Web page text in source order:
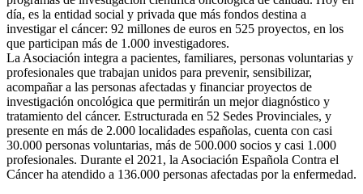
día, es la entidad social y privada que más fondos destina a
investigar el cáncer: 92 millones de euros en 525 proyectos, en los
que participan más de 1.000 investigadores.
La Asociación integra a pacientes, familiares, personas voluntarias y
profesionales que trabajan unidos para prevenir, sensibilizar,
acompañar a las personas afectadas y financiar proyectos de
investigación oncológica que permitirán un mejor diagnóstico y
tratamiento del cáncer. Estructurada en 52 Sedes Provinciales, y
presente en más de 2.000 localidades españolas, cuenta con casi
30.000 personas voluntarias, más de 500.000 socios y casi 1.000
profesionales. Durante el 2021, la Asociación Española Contra el
Cáncer ha atendido a 136.000 personas afectadas por la enfermedad.